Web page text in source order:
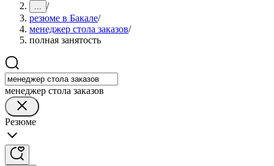
... /
резюме в Бакале/
менеджер стола заказов/
полная занятость
менеджер стола заказов
Резюме